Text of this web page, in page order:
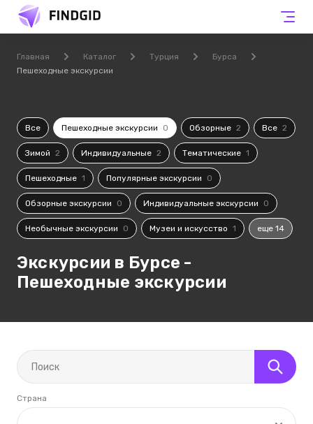
Главная Каталог Турция
Бурса
Пешеходные экскурсии
Все Пешеходные экскурсии 0 Обзорные 2 Все 2
Зимой 2 Индивидуальные 2 Тематические 1
Пешеходные 1 Популярные экскурсии 0
Обзорные экскурсии 0 Индивидуальные экскурсии 0
Необычные экскурсии 0 Музеи и искусство 1 еще 14
Экскурсии в Бурсе -
Пешеходные экскурсии
Страна